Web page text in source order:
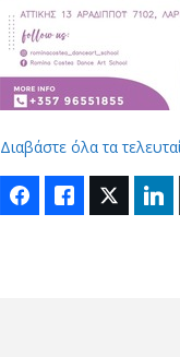
Διαβάστε όλα τα
FacebookLike Twitter